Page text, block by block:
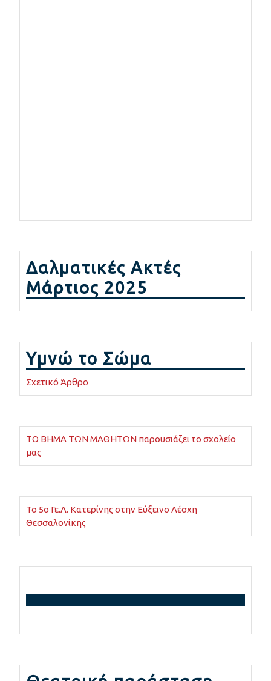
Δαλματικές Ακτές
Μάρτιος 2025
Υμνώ το Σώμα
Σχετικό Άρθρο
ΤΟ ΒΗΜΑ ΤΩΝ ΜΑΘΗΤΩΝ παρουσιάζει το σχολείο
μας
Το 5ο Γε.Λ. Κατερίνης στην Εύξεινο Λέσχη
Θεσσαλονίκης